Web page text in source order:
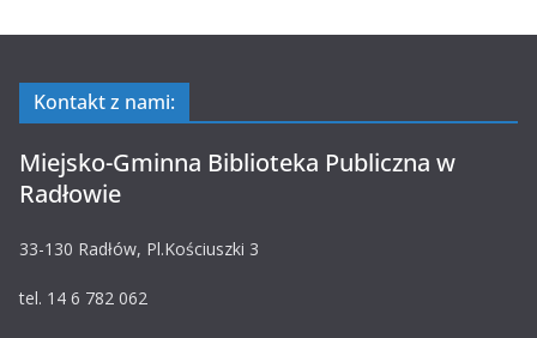
Kontakt z nami:
Miejsko-Gminna Biblioteka Publiczna w
Radłowie
33-130 Radłów, Pl.Kościuszki 3
tel. 14 6 782 062